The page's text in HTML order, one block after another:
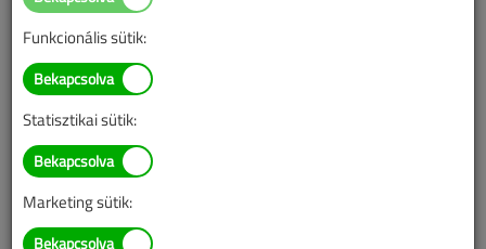
Funkcionális sütik:
Statisztikai sütik:
Marketing sütik: